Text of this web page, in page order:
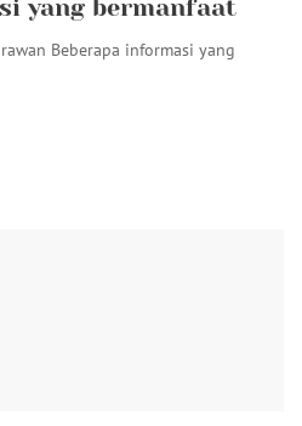
yang bermanfaat
Beberapa informasi yang